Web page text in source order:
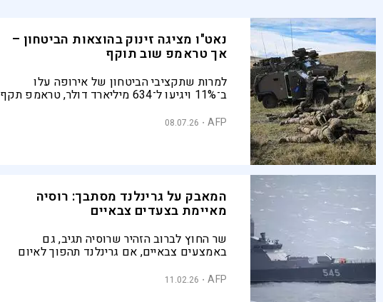
נאט"ו מציגה זינוק בהוצאות הביטחון –
אך טראמפ שוב תוקף
למרות שתקציבי הביטחון של אירופה עלו
ב־11% ויגיעו ל־634 מיליארד דולר, טראמפ תקף
איראן
AFP
08.07.26
המאבק על גרינלנד מסתבך: רוסיה
מאיימת בצעדים צבאיים
שר החוץ לברוב הזהיר שרוסיה תגיב, גם
באמצעים צבאיים, אם גרינלנד תהפוך לאיום
מיליטריזציה של גרינלנד ויצירת יכולות צבאיות
AFP
11.02.26